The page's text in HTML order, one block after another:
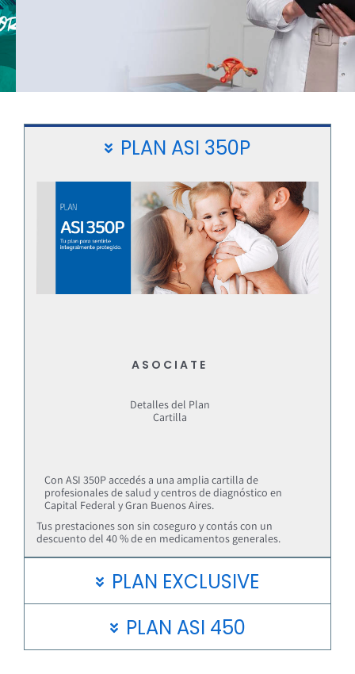
PLAN ASI 350P
ASOCIATE
Detalles del Plan
Cartilla
Con ASI 350P accedés a una amplia cartilla de
profesionales de salud y centros de diagnóstico en
Capital Federal y Gran Buenos Aires.
Tus prestaciones son sin coseguro y contás con un
descuento del 40 % de en medicamentos generales.
PLAN EXCLUSIVE
PLAN ASI 450